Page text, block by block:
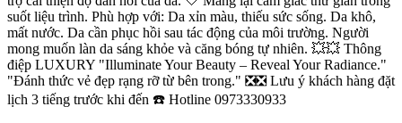
suốt liệu trình. Phù hợp với: Da xỉn màu, thiếu sức sống. Da khô,
mất nước. Da cần phục hồi sau tác động của môi trường. Người
mong muốn làn da sáng khỏe và căng bóng tự nhiên. 💥💥 Thông
điệp LUXURY "Illuminate Your Beauty – Reveal Your Radiance."
"Đánh thức vẻ đẹp rạng rỡ từ bên trong." ❎❎ Lưu ý khách hàng đặt
lịch 3 tiếng trước khi đến ☎️ Hotline 0973330933